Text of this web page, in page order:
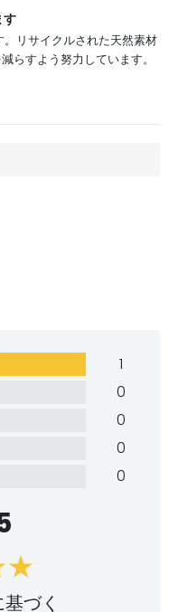
す
リサイクルされた天然素材
らすよう努力しています。
1
0
0
0
0
づく